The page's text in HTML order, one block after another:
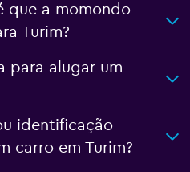
que a momondo
Turim?
para alugar um
identificação
carro em Turim?